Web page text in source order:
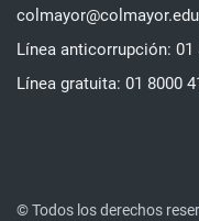
Línea anticorrupción: 01
Línea gratuita: 01 8000
© Todos los derechos